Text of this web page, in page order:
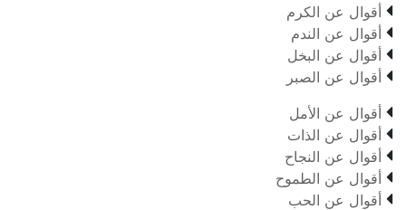
 أقوال عن الكرم
 أقوال عن الندم
 أقوال عن البخل
 أقوال عن الصبر
 أقوال عن الأمل
 أقوال عن الذات
 أقوال عن النجاح
 أقوال عن الطموح
 أقوال عن الحب